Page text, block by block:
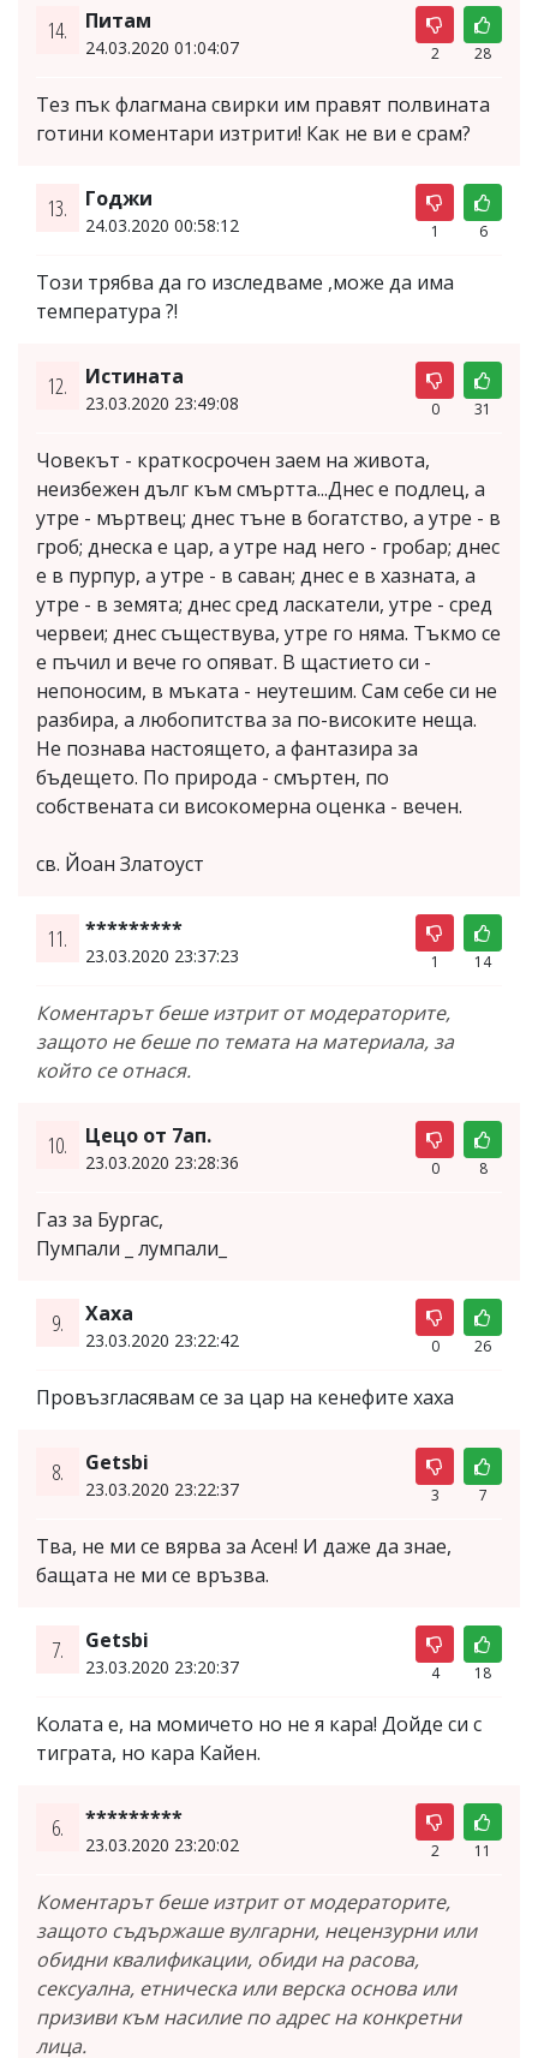
14. Питам
24.03.2020 01:04:07 2 28
Тез пък флагмана свирки им правят полвината
готини коментари изтрити! Как не ви е срам?
13. Годжи
24.03.2020 00:58:12 1 6
Този трябва да го изследваме ,може да има
температура ?!
12. Истината
23.03.2020 23:49:08 0 31
Човекът - краткосрочен заем на живота,
неизбежен дълг към смъртта...Днес е подлец, а
утре - мъртвец; днес тъне в богатство, а утре - в
гроб; днеска е цар, а утре над него - гробар; днес
е в пурпур, а утре - в саван; днес е в хазната, а
утре - в земята; днес сред ласкатели, утре - сред
червеи; днес съществува, утре го няма. Тъкмо се
е пъчил и вече го опяват. В щастието си -
непоносим, в мъката - неутешим. Сам себе си не
разбира, а любопитства за по-високите неща.
Не познава настоящето, а фантазира за
бъдещето. По природа - смъртен, по
собствената си високомерна оценка - вечен.
св. Йоан Златоуст
11. *********
23.03.2020 23:37:23 1 14
Коментарът беше изтрит от модераторите,
защото не беше по темата на материала, за
който се отнася.
10. Цецо от 7ап.
23.03.2020 23:28:36 0 8
Газ за Бургас,
Пумпали _ лумпали_
9. Хаха
23.03.2020 23:22:42 0 26
Провъзгласявам се за цар на кенефите хаха
8. Getsbi
23.03.2020 23:22:37 3 7
Тва, не ми се вярва за Асен! И даже да знае,
бащата не ми се връзва.
7. Getsbi
23.03.2020 23:20:37 4 18
Kолата е, на момичето но не я кара! Дойде си с
тиграта, но кара Кайен.
6. *********
23.03.2020 23:20:02 2 11
Коментарът беше изтрит от модераторите,
защото съдържаше вулгарни, нецензурни или
обидни квалификации, обиди на расова,
сексуална, етническа или верска основа или
призиви към насилие по адрес на конкретни
лица.